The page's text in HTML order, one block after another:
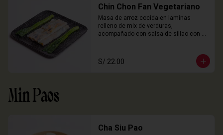
Chin Chon Fan Vegetariano
Masa de arroz cocida en laminas
relleno de mix de verduras,
acompañado con salsa de sillao con
S/ 22.00
Min Paos
Cha Siu Pao